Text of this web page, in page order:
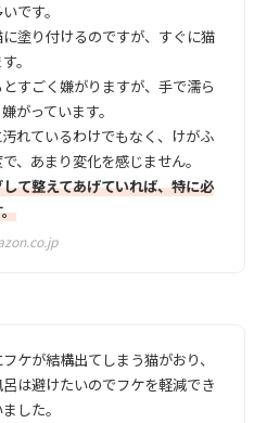
です。
塗り付けるのですが、すぐに猫
。
すごく嫌がりますが、手で濡ら
がっています。
れているわけでもなく、けがふ
、あまり変化を感じません。
て整えてあげていれば、特に必
ケが結構出てしまう猫がおり、
は避けたいのでフケを軽減でき
した。